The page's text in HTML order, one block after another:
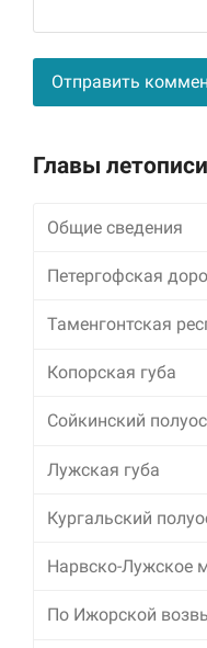
Главы летописи
Общие сведения
Петергофская
Таменгонтская
Копорская губа
Сойкинский
Лужская губа
Кургальский
Нарвско-Лужское
По Ижорской